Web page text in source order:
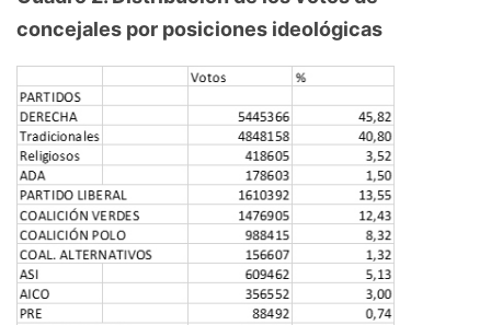
concejales por posiciones ideológicas